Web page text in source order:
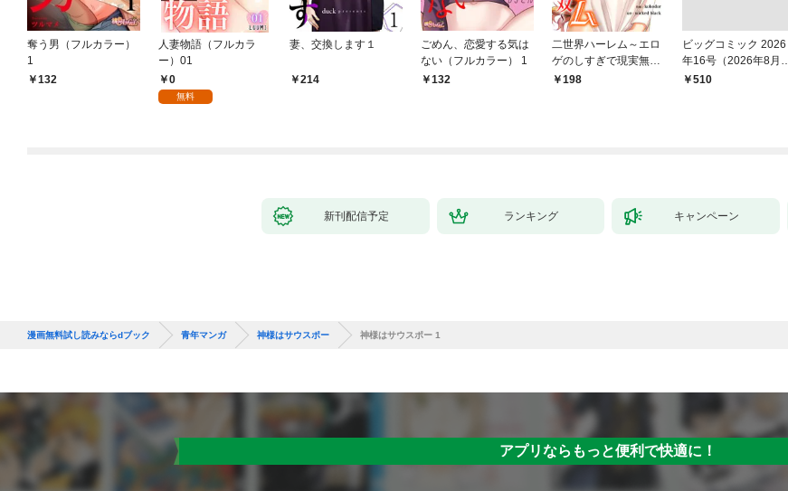
奪う男（フルカラー）
1
132
人妻物語（フルカラ
ー）01
0
無料
妻、交換します１
214
ごめん、恋愛する気は
ない（フルカラー） 1
132
二世界ハーレム～エロ
ゲのしすぎで現実無双
～１198
ビッグコミック 2026
年16号（2026年8月7
日発売）
￥510
新刊配信予定 ランキング キャンペーン
漫画無料試し読みならdブック 青年マンガ 神様はサウスポー 神様はサウスポー 1
アプリならもっと便利で快適に！